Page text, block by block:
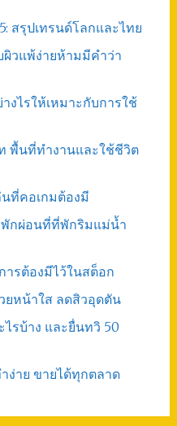
สรุปเทรนด์โลกและไทย
วแพ้ง่ายห้ามมีคำว่า
งไรให้เหมาะกับการใช้
พื้นที่ทำงานและใช้ชีวิต
นที่คอเกมต้องมี
พักผ่อนที่ที่พักริมแม่น้ำ
ารต้องมีไว้ในสต็อก
ยหน้าใส ลดสิวอุดตัน
รบ้าง และยื่นทวิ 50
ง่าย ขายได้ทุกตลาด